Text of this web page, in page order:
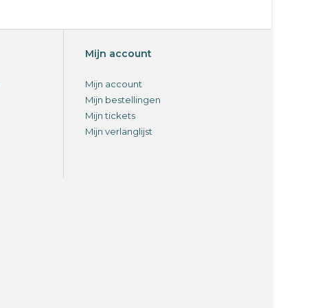
Mijn account
Mijn account
Mijn bestellingen
Mijn tickets
Mijn verlanglijst